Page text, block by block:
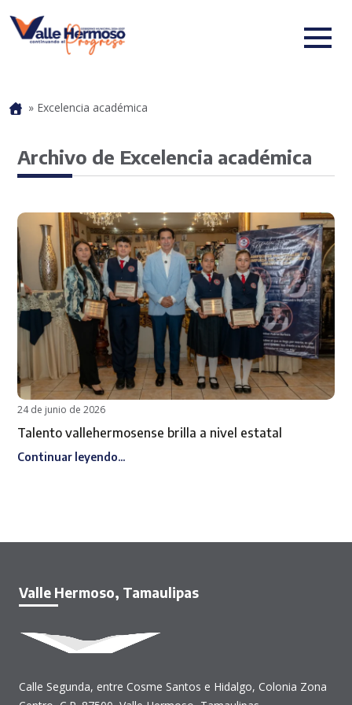
Portada
» Excelencia académica
Archivo de Excelencia académica
24 de junio de 2026
Talento vallehermosense brilla a nivel estatal
Continuar leyendo...
Valle Hermoso, Tamaulipas
Calle Segunda, entre Cosme Santos e Hidalgo, Colonia Zona